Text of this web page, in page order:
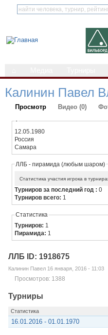
Калинин Павел
Просмотр Видео (0)
-
12.05.1980
Россия
Самара
ЛЛБ - пирамида (любым шаром)
Статистика участия игрока в
Турниров за последний год :0
Турниров всего: 1
Статистика
Турниров: 1
Пирамида: 1
ЛЛБ ID: 1918675
Калинин Павел 16 января, 2016 - 11:03
Просмотров: 1388
Турниры
Статистика
16.01.2016 - 01.01.1970